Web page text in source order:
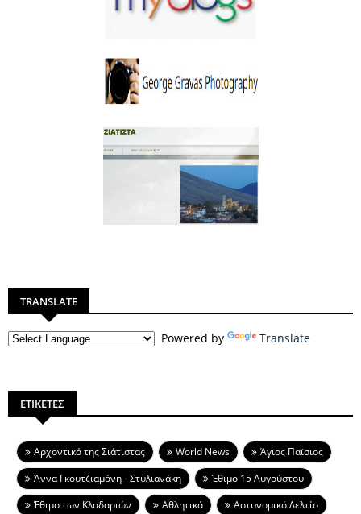
TRANSLATE
Powered by Translate
ΕΤΙΚΕΤΕΣ
Aρχοντικά της Σιάτιστας World News
Άγιος Παϊσιος
Άννα Γκουτζιαμάνη - Στυλιανάκη
Έθιμο 15 Αυγούστου
Έθιμο των Κλαδαριών
Αθλητικά
Αστυνομικό Δελτίο